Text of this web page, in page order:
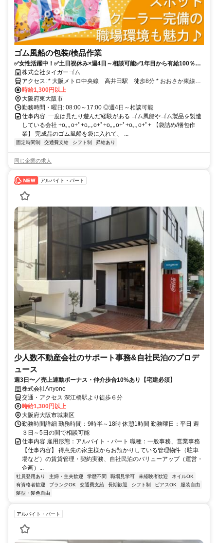
ゴム風船の包装/検品作業
✅女性活躍中！✅土日祝休み×週4日～相談可能✅1年目から有給100％付
与！✅“日本に1社”のオンリーワン企業
株式会社タイガーゴム
アクセス: * 大阪メトロ中央線 高井田駅 徒歩8分 * おおさか東線
高井田中央駅 徒歩10分
時給1,300円以上
大阪府東大阪市
勤務時間・曜日: 08:00～17:00 ◎週4日～相談可能
仕事内容: 一度は見たり遊んだ経験がある ゴム風船やゴム製品を製造
している会社 +o｡｡o+ﾟ+o｡｡o+ﾟ+o｡｡o+ﾟ+o｡｡o+ﾟ+ 【袋詰め/梱包作
業】 完成品のゴム風船を袋に入れて、 ...
固定時間制 交通費支給 シフト制 昇給あり
同じ企業の求人
アルバイト・パート
少人数不動産会社のサポート事務&自社民泊のプロデ
ュース
週3日〜／売上連動ボーナス・仲介歩合10%あり【宅建必須】
株式会社Anyone
交通・アクセス 深江橋駅より徒歩６分
時給1,300円以上
大阪府大阪市城東区
勤務時間詳細 勤務時間：9時半～18時 休憩1時間 勤務曜日：平日 週
３日～5日の間で相談可能
仕事内容 雇用形態：アルバイト・パート 職種：一般事務、営業事務
【仕事内容】 得意先の家主様からお預かりしている管理物件（駐車
場など）の賃貸管理・契約実務、自社民泊のバリューアップ（運営・
企画）...
社員登用あり 主婦・主夫歓迎 学歴不問 職場見学可 未経験者歓迎
ネイルOK
有資格者歓迎
ブランクOK 交通費支給 長期歓迎 シフト制 ピアスOK
服装自由
髪型・髪色自由
アルバイト・パート